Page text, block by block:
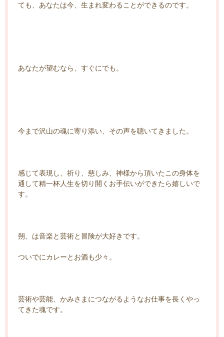
ても、あなたは今、生まれ変わることができるのです。
あなたが望むなら、すぐにでも。
今まで沢山の魂に寄り添い、その声を聴いてきました。
感じて表現し、祈り、慈しみ、神様から頂いたこの身体を
通して精一杯人生を切り開くお手伝いができたら嬉しいで
す。
朔、は音楽と芸術と冒険が大好きです。
ついでにカレーとお酒も少々。
芸術や芸能、かみさまにつながるようなお仕事を長くやっ
てきた魂です。